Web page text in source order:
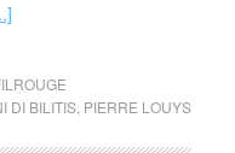
DI BILITIS, PIERRE LOUYS